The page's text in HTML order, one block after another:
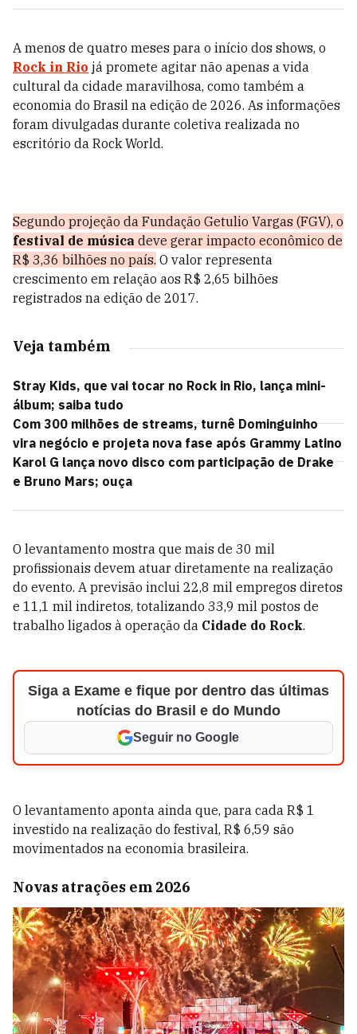
A menos de quatro meses para o início dos shows, o
Rock in Rio já promete agitar não apenas a vida
cultural da cidade maravilhosa, como também a
economia do Brasil na edição de 2026. As informações
foram divulgadas durante coletiva realizada no
escritório da Rock World.
Segundo projeção da Fundação Getulio Vargas (FGV), o
festival de música deve gerar impacto econômico de
R$ 3,36 bilhões no país. O valor representa
crescimento em relação aos R$ 2,65 bilhões
registrados na edição de 2017.
Veja também
Stray Kids, que vai tocar no Rock in Rio, lança mini-
álbum; saiba tudo
Com 300 milhões de streams, turnê Dominguinho
vira negócio e projeta nova fase após Grammy Latino
Karol G lança novo disco com participação de Drake
e Bruno Mars; ouça
O levantamento mostra que mais de 30 mil
profissionais devem atuar diretamente na realização
do evento. A previsão inclui 22,8 mil empregos diretos
e 11,1 mil indiretos, totalizando 33,9 mil postos de
trabalho ligados à operação da Cidade do Rock.
Siga a Exame e fique por dentro das últimas
notícias do Brasil e do Mundo
Seguir no Google
O levantamento aponta ainda que, para cada R$ 1
investido na realização do festival, R$ 6,59 são
movimentados na economia brasileira.
Novas atrações em 2026